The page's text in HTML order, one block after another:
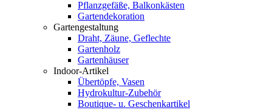
Pflanzgefäße, Balkonkästen
Gartendekoration
Gartengestaltung
Draht, Zäune, Geflechte
Gartenholz
Gartenhäuser
Indoor-Artikel
Übertöpfe, Vasen
Hydrokultur-Zubehör
Boutique- u. Geschenkartikel